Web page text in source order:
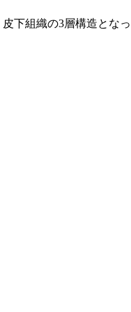
下組織の3層構造となっ